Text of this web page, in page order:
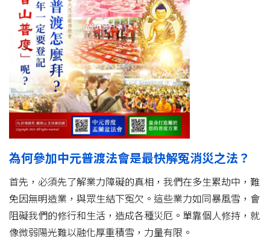
為何參加中元普渡法會是最快解冤消災之法？
首先，必須先了解業力障礙的真相，我們在多生累劫中，難
免因無明造業，與眾生結下冤欠。這些業力如同暴風雪，會
阻礙我們的修行和生活，造成各種災厄。單靠個人修持，就
像微弱陽光難以融化厚重積雪，力量有限。